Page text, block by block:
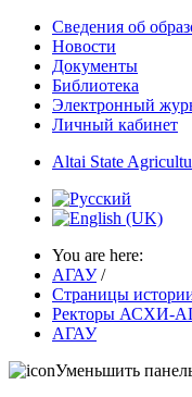
Сведения об
Новости
Документы
Библиотека
Электронный
Личный кабинет
Altai State
You are here:
АГАУ /
Страницы
Ректоры АСХИ-
АГАУ
Уменьшить